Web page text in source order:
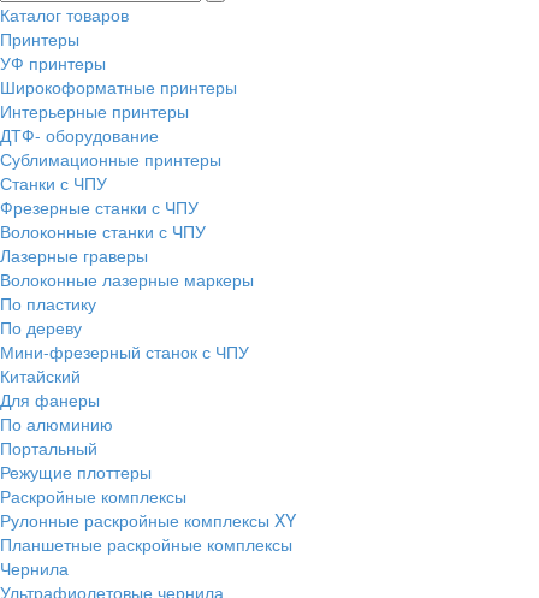
Каталог товаров
Принтеры
УФ принтеры
Широкоформатные принтеры
Интерьерные принтеры
ДТФ- оборудование
Сублимационные принтеры
Станки с ЧПУ
Фрезерные станки с ЧПУ
Волоконные станки с ЧПУ
Лазерные граверы
Волоконные лазерные маркеры
По пластику
По дереву
Мини-фрезерный станок с ЧПУ
Китайский
Для фанеры
По алюминию
Портальный
Режущие плоттеры
Раскройные комплексы
Рулонные раскройные комплексы XY
Планшетные раскройные комплексы
Чернила
Ультрафиолетовые чернила